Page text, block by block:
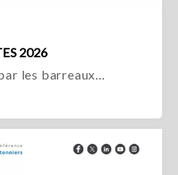
2026
les barreaux…